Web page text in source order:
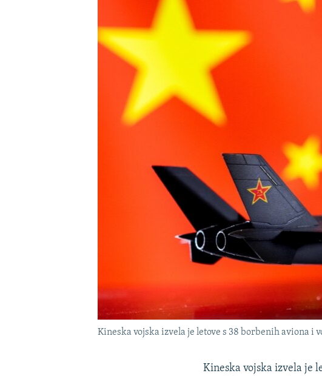
POPLAVE I KLIZIŠTA U BIH 2024.
Kineska vojska izvela je letove s 38 borbenih aviona i
Kineska vojska izvela je